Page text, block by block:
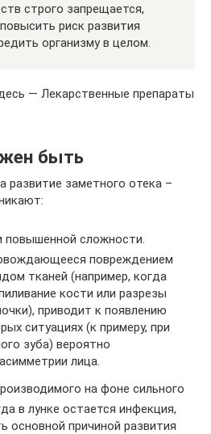
строго запрещается,
риск развития
организму в целом.
— Лекарственные препараты
быть
развитие заметного отека –
повышенной сложности.
повреждением
тканей (например, когда
кости или разрезы
приводит к появлению
ситуациях (к примеру, при
зуба) вероятно
лица.
на фоне сильного
в лунке остается инфекция,
основной причиной развития